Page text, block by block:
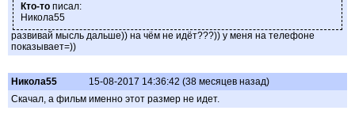
Кто-то писал:
Никола55
развивай мысль дальше)) на чём не идёт???)) у меня на телефоне
показывает=))
Никола55
15-08-2017 14:36:42 (38 месяцев назад)
Скачал, а фильм именно этот размер не идет.